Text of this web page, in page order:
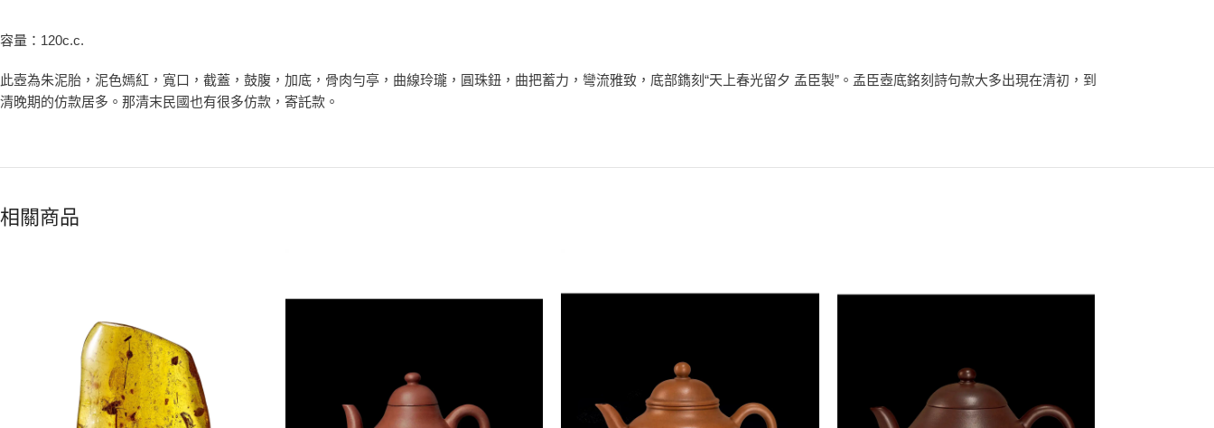
容量：120c.c.
此壺為朱泥胎，泥色嫣紅，寬口，截蓋，鼓腹，加底，骨肉勻亭，曲線玲瓏，圓珠鈕，曲把蓄力，彎流雅致，底部鐫刻“天上春光留夕 孟臣製”。孟臣壺底銘刻詩句款大多出現在清初，到
清晚期的仿款居多。那清末民國也有很多仿款，寄託款。
相關商品